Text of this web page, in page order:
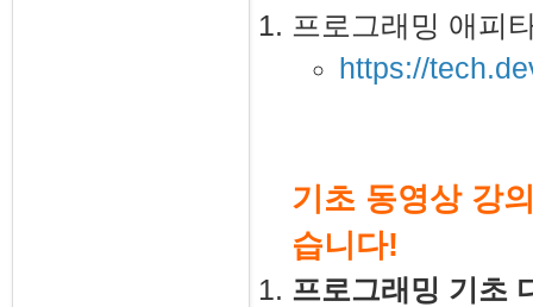
프로그래밍 애피
https://
기초 동영상 강
습니다!
프로그래밍 기초